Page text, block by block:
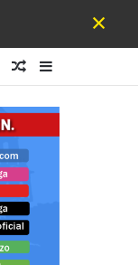
Powered by SendPulse
×
AccesoPublicación al